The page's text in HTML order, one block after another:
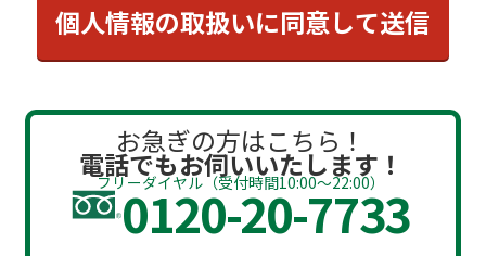
お急ぎの方はこちら！
電話でもお伺いいたします！
フリーダイヤル（受付時間10:00～22:00）
0120-20-7733